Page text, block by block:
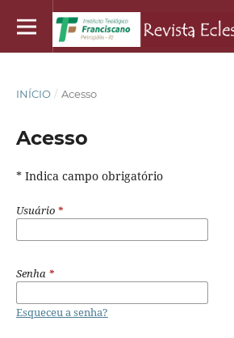
INÍCIO / Acesso
Acesso
* Indica campo obrigatório
Usuário *
Senha *
Esqueceu a senha?